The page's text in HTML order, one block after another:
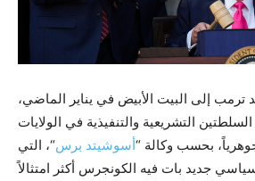
ترمب إلى البيت الأبيض في يناير الماضي،
التشريعية والتنفيذية في الولايات
بحسب وكالة “أسوشيتد برس“، التي
جديد بات فيه الكونجرس أكثر امتثالاً